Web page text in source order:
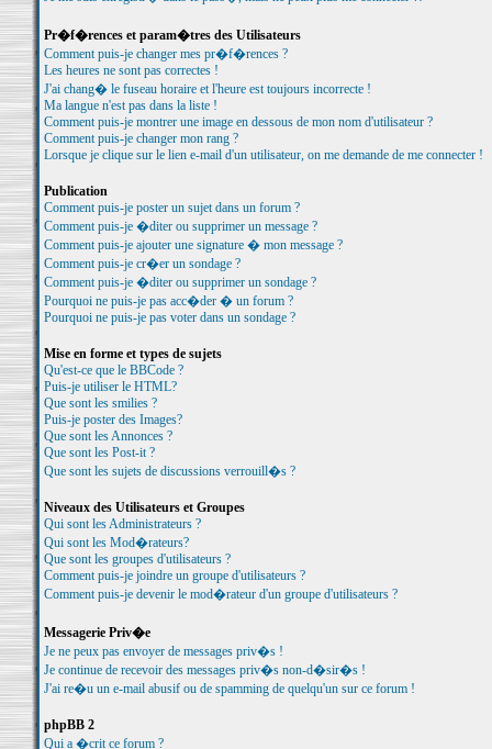
Pr�f�rences et param�tres des Utilisateurs
Comment puis-je changer mes pr�f�rences ?
Les heures ne sont pas correctes !
J'ai chang� le fuseau horaire et l'heure est toujours incorrecte !
Ma langue n'est pas dans la liste !
Comment puis-je montrer une image en dessous de mon nom d'utilisateur ?
Comment puis-je changer mon rang ?
Lorsque je clique sur le lien e-mail d'un utilisateur, on me demande de me connecter !
Publication
Comment puis-je poster un sujet dans un forum ?
Comment puis-je �diter ou supprimer un message ?
Comment puis-je ajouter une signature � mon message ?
Comment puis-je cr�er un sondage ?
Comment puis-je �diter ou supprimer un sondage ?
Pourquoi ne puis-je pas acc�der � un forum ?
Pourquoi ne puis-je pas voter dans un sondage ?
Mise en forme et types de sujets
Qu'est-ce que le BBCode ?
Puis-je utiliser le HTML?
Que sont les smilies ?
Puis-je poster des Images?
Que sont les Annonces ?
Que sont les Post-it ?
Que sont les sujets de discussions verrouill�s ?
Niveaux des Utilisateurs et Groupes
Qui sont les Administrateurs ?
Qui sont les Mod�rateurs?
Que sont les groupes d'utilisateurs ?
Comment puis-je joindre un groupe d'utilisateurs ?
Comment puis-je devenir le mod�rateur d'un groupe d'utilisateurs ?
Messagerie Priv�e
Je ne peux pas envoyer de messages priv�s !
Je continue de recevoir des messages priv�s non-d�sir�s !
J'ai re�u un e-mail abusif ou de spamming de quelqu'un sur ce forum !
phpBB 2
Qui a �crit ce forum ?